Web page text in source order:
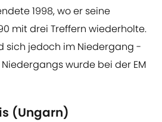
1998, wo er seine
mit drei Treffern wiederholte.
sich jedoch im Niedergang -
wurde bei der EM
(Ungarn)